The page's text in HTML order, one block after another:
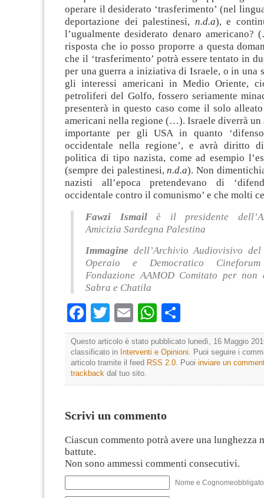
operare il desiderato ‘trasferimento’ (nel
deportazione dei palestinesi, n.d.a), e
l’ugualmente desiderato denaro
risposta che io posso proporre a questa
che il ‘trasferimento’ potrà essere tentato in
per una guerra a iniziativa di Israele, o in una
gli interessi americani in Medio Oriente,
petroliferi del Golfo, fossero seriamente
presenterà in questo caso come il solo
americani nella regione (…). Israele diverrà un
importante per gli USA in quanto
occidentale nella regione’, e avrà diritto
politica di tipo nazista, come ad esempio
(sempre dei palestinesi,n.d.a). Non
nazisti all’epoca pretendevano di
occidentale contro il comunismo’ e che molti
Fawzi Ismailè il presidente
Amicizia Sardegna Palestina
Immagine dell’Archivio Audiovisivo del
Operaio e Democratico
Fondazione AAMOD Comitato per non
Sabra e Chatila
Facebook
TwitterEmailWhatsApp
Questo articolo è stato pubblicato lunedì, 16 Maggio
classificato in Interventi e Opinioni. Puoi seguire i
articolo tramite il feed RSS 2.0. Puoi inviare un
trackback dal tuo sito.
Scrivi un commento
Ciascun commento potrà avere una lunghezza
battute.
Non sono ammessi commenti consecutivi.
Nome e